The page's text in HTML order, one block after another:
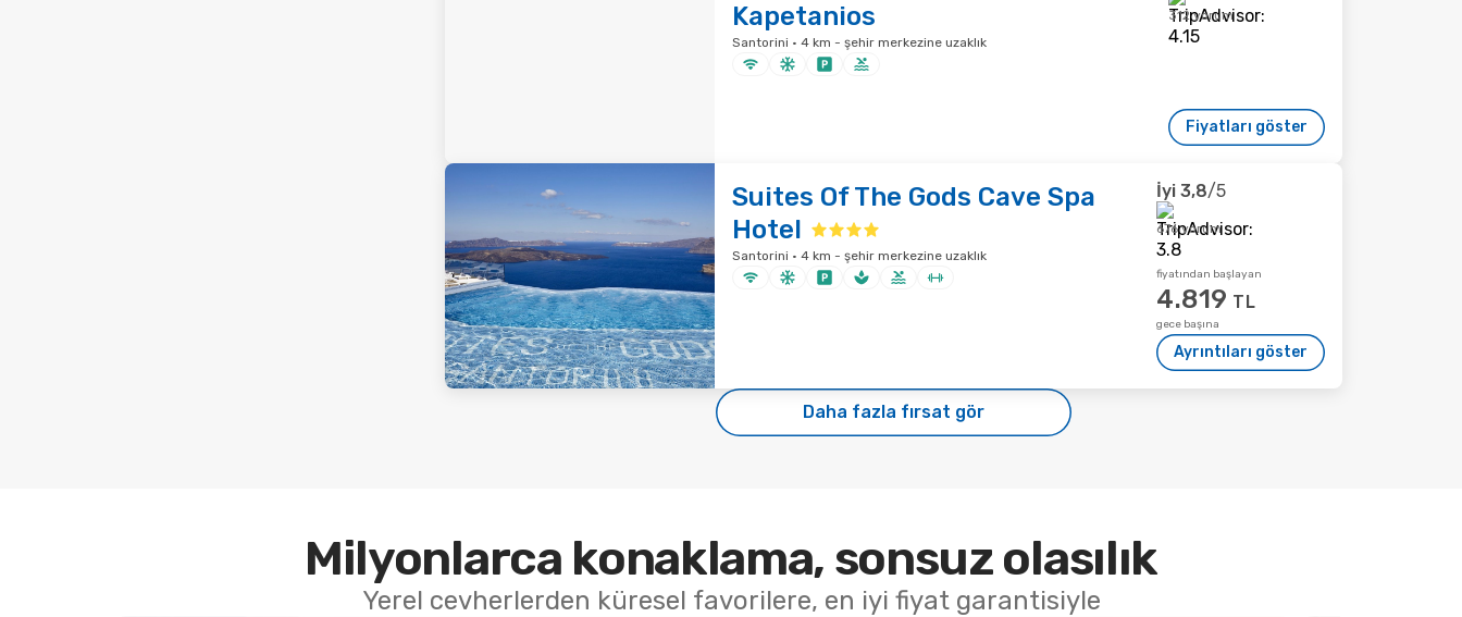
Kapetanios
Santorini · 4 km - şehir merkezine uzaklık
312 yorum
Fiyatları göster
Suites Of The Gods Cave Spa
Hotel
Santorini · 4 km - şehir merkezine uzaklık
İyi 3,8/5
676 yorum
fiyatından başlayan
4.819 TL
gece başına
Ayrıntıları göster
Daha fazla fırsat gör
Milyonlarca konaklama, sonsuz olasılık
Yerel cevherlerden küresel favorilere, en iyi fiyat garantisiyle